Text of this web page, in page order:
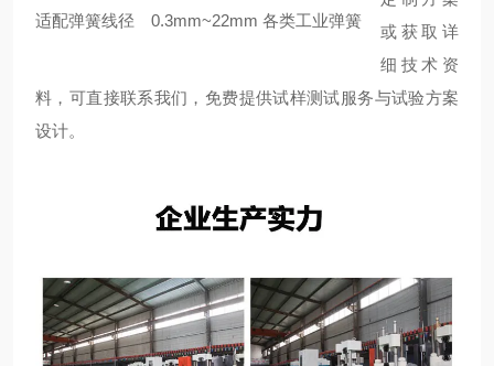
适配弹簧线径 0.3mm~22mm 各类工业弹簧
或获取详
细技术资
料，可直接联系我们，免费提供试样测试服务与试验方案
设计。